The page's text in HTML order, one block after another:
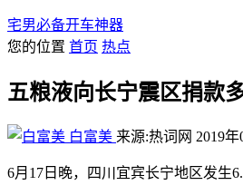
宅男必备开车神器
您的位置 首页 热点
五粮液向长宁震区捐款
白富美 来源:热词网 2019年
6月17日晚，四川宜宾长宁地区发生